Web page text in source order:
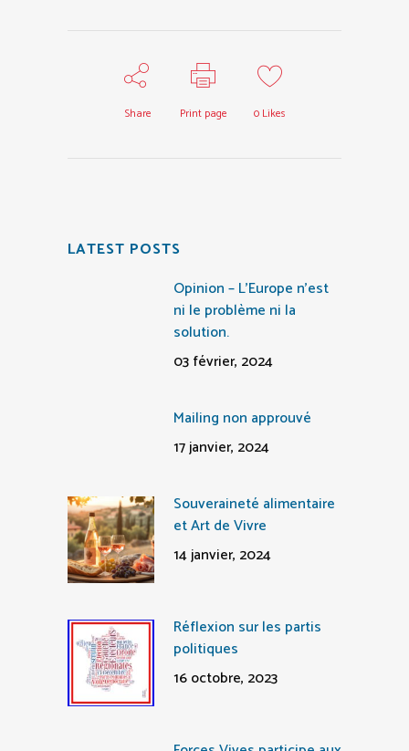
Share Print page 0Likes
LATEST POSTS
Opinion – L’Europe n’est
ni le problème ni la
solution.
03 février, 2024
Mailing non approuvé
17 janvier, 2024
Souveraineté alimentaire
et Art de Vivre
14 janvier, 2024
Réflexion sur les partis
politiques
16 octobre, 2023